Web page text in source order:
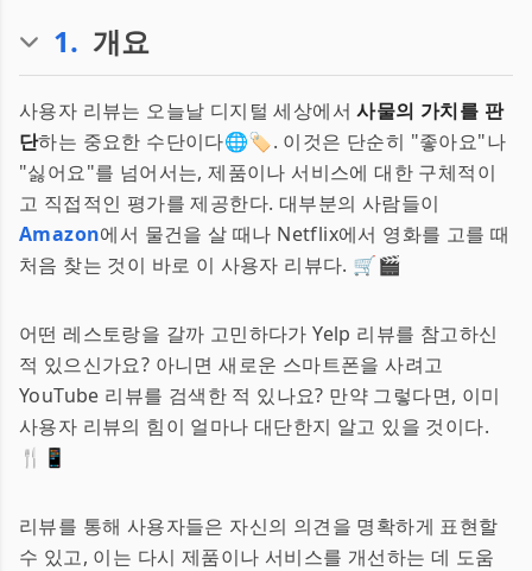
1. 개요
사용자 리뷰는 오늘날 디지털 세상에서사물의 가치를 판
단하는 중요한 수단이다🌐🏷️. 이것은 단순히 "좋아요"나
"싫어요"를 넘어서는, 제품이나 서비스에 대한 구체적이
고 직접적인 평가를 제공한다. 대부분의 사람들이
Amazon에서 물건을 살 때나 Netflix에서 영화를 고를 때
처음 찾는 것이 바로 이 사용자 리뷰다. 🛒🎬
어떤 레스토랑을 갈까 고민하다가 Yelp 리뷰를 참고하신
적 있으신가요? 아니면 새로운 스마트폰을 사려고
YouTube 리뷰를 검색한 적 있나요? 만약 그렇다면, 이미
사용자 리뷰의 힘이 얼마나 대단한지 알고 있을 것이다.
🍴📱
리뷰를 통해 사용자들은 자신의 의견을 명확하게 표현할
수 있고, 이는 다시 제품이나 서비스를 개선하는 데 도움